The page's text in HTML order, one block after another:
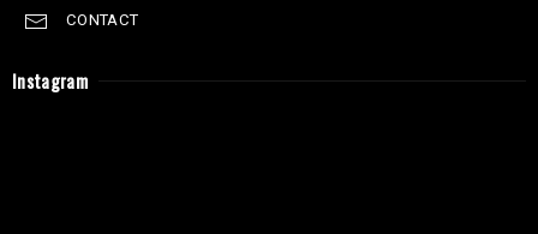
CONTACT
Instagram